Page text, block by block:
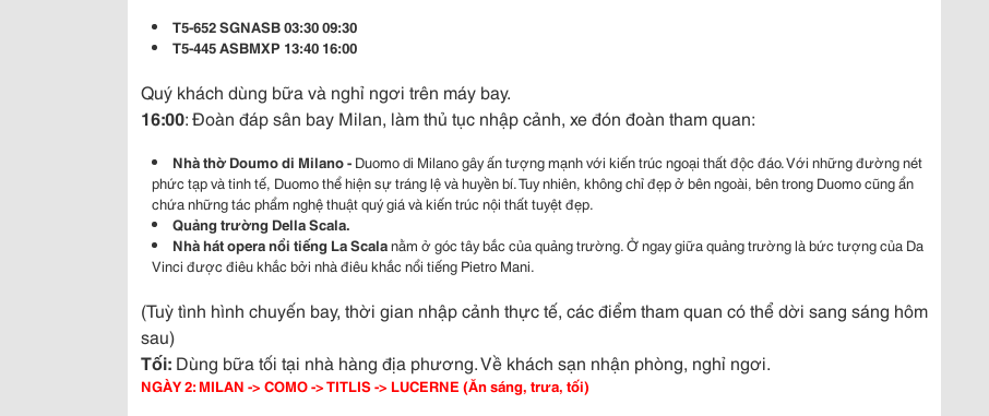
T5-652 SGNASB 03:30 09:30
T5-445 ASBMXP 13:40 16:00
Quý khách dùng bữa và nghỉ ngơi trên máy bay.
16:00: Đoàn đáp sân bay Milan, làm thủ tục nhập cảnh, xe đón đoàn tham quan:
Nhà thờ Doumo di Milano - Duomo di Milano gây ấn tượng mạnh với kiến trúc ngoại thất độc đáo. Với những đường nét
phức tạp và tinh tế, Duomo thể hiện sự tráng lệ và huyền bí. Tuy nhiên, không chỉ đẹp ở bên ngoài, bên trong Duomo cũng ẩn
chứa những tác phẩm nghệ thuật quý giá và kiến trúc nội thất tuyệt đẹp.
Quảng trường Della Scala.
Nhà hát opera nổi tiếng La Scalanằm ở góc tây bắc của quảng trường. Ở ngay giữa quảng trường là bức tượng của Da
Vinci được điêu khắc bởi nhà điêu khắc nổi tiếng Pietro Mani.
(Tuỳ tình hình chuyến bay, thời gian nhập cảnh thực tế, các điểm tham quan có thể dời sang sáng hôm
sau)
Tối: Dùng bữa tối tại nhà hàng địa phương. Về khách sạn nhận phòng, nghỉ ngơi.
NGÀY 2: MILAN -> COMO -> TITLIS -> LUCERNE (Ăn sáng, trưa, tối)